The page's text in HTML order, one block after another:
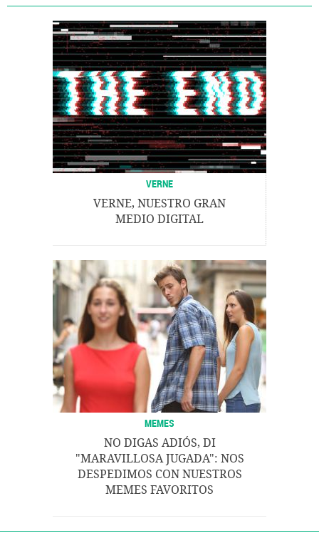
VERNE
VERNE, NUESTRO GRAN
MEDIO DIGITAL
MEMES
NO DIGAS ADIÓS, DI
"MARAVILLOSA JUGADA": NOS
DESPEDIMOS CON NUESTROS
MEMES FAVORITOS